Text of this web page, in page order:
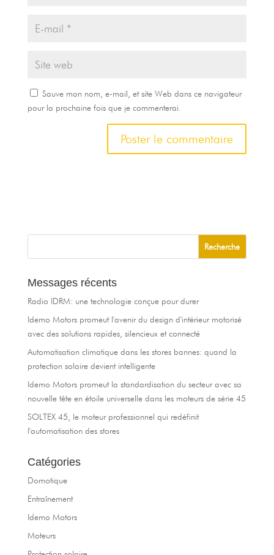
Sauve mon nom, e-mail, et site Web dans ce navigateur
pour la prochaine fois que je commenterai.
Messages récents
Radio IDRM: une technologie conçue pour durer
Idemo Motors promeut l'avenir du design d'intérieur motorisé
avec des solutions rapides, silencieux et connecté
Automatisation climatique dans les stores bannes: quand la
protection solaire devient intelligente
Idemo Motors promeut la standardisation du secteur avec sa
nouvelle tête en étoile universelle dans les moteurs de série 45
SOLTEX 45, le moteur professionnel qui redéfinit
l'automatisation des stores
Catégories
Domotique
Entraînement
Idemo Motors
Moteurs